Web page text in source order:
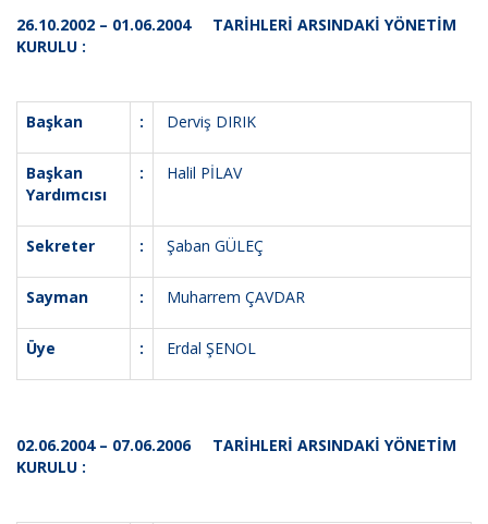
26.10.2002 – 01.06.2004 TARİHLERİ ARSINDAKİ YÖNETİM
KURULU :
Başkan : Derviş DIRIK
Başkan
Yardımcısı
: Halil PİLAV
Sekreter : Şaban GÜLEÇ
Sayman : Muharrem ÇAVDAR
Üye : Erdal ŞENOL
02.06.2004 – 07.06.2006 TARİHLERİ ARSINDAKİ YÖNETİM
KURULU :